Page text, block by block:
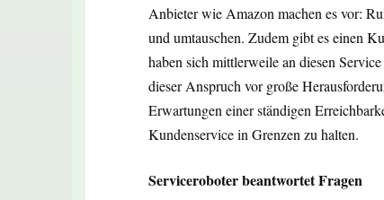
Anbieter wie Amazon machen es vor:
und umtauschen. Zudem gibt es einen
haben sich mittlerweile an diesen
dieser Anspruch vor große
Erwartungen einer ständigen
Kundenservice in Grenzen zu halten.
Serviceroboter beantwortet Fragen